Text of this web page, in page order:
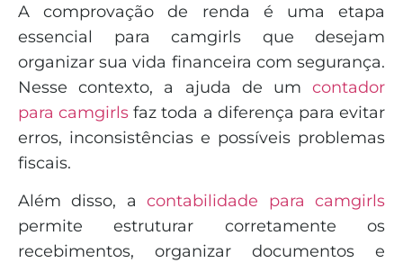
A comprovação de renda é uma etapa
essencial para camgirls que desejam
organizar sua vida financeira com segurança.
Nesse contexto, a ajuda de um contador
para camgirls faz toda a diferença para evitar
erros, inconsistências e possíveis problemas
fiscais.
Além disso, acontabilidade para camgirls
permite estruturar corretamente os
recebimentos, organizar documentos e